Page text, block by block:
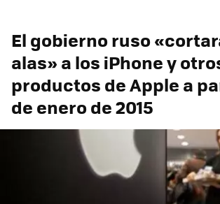
El gobierno ruso
alas» a los iPhone y
productos de Apple a
de enero de 2015